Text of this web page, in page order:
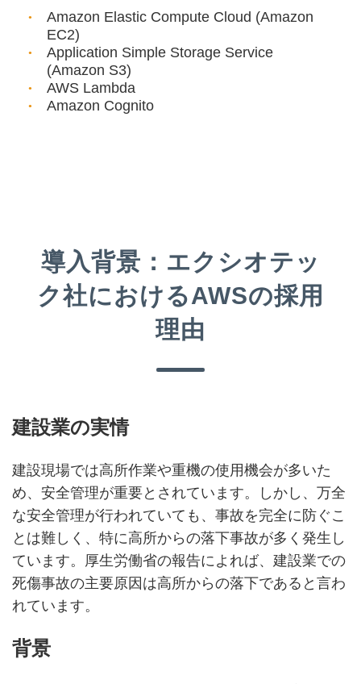
Amazon Elastic Compute Cloud (Amazon
EC2)
Application Simple Storage Service
(Amazon S3)
AWS Lambda
Amazon Cognito
導入背景：エクシオテッ
ク社におけるAWSの採用
理由
建設業の実情
建設現場では高所作業や重機の使用機会が多いた
め、安全管理が重要とされています。しかし、万全
な安全管理が行われていても、事故を完全に防ぐこ
とは難しく、特に高所からの落下事故が多く発生し
ています。厚生労働省の報告によれば、建設業での
死傷事故の主要原因は高所からの落下であると言わ
れています。
背景